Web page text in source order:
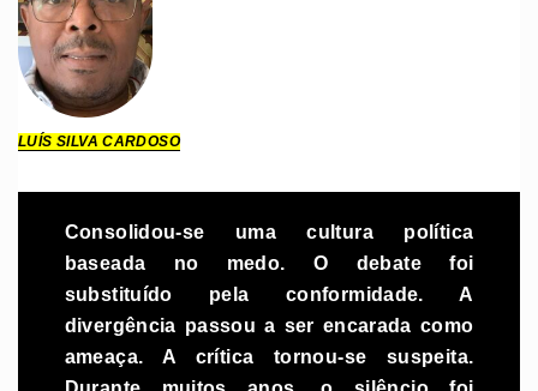
LUÍS SILVA CARDOSO
Consolidou-se uma cultura política
baseada no medo. O debate foi
substituído pela conformidade. A
divergência passou a ser encarada como
ameaça. A crítica tornou-se suspeita.